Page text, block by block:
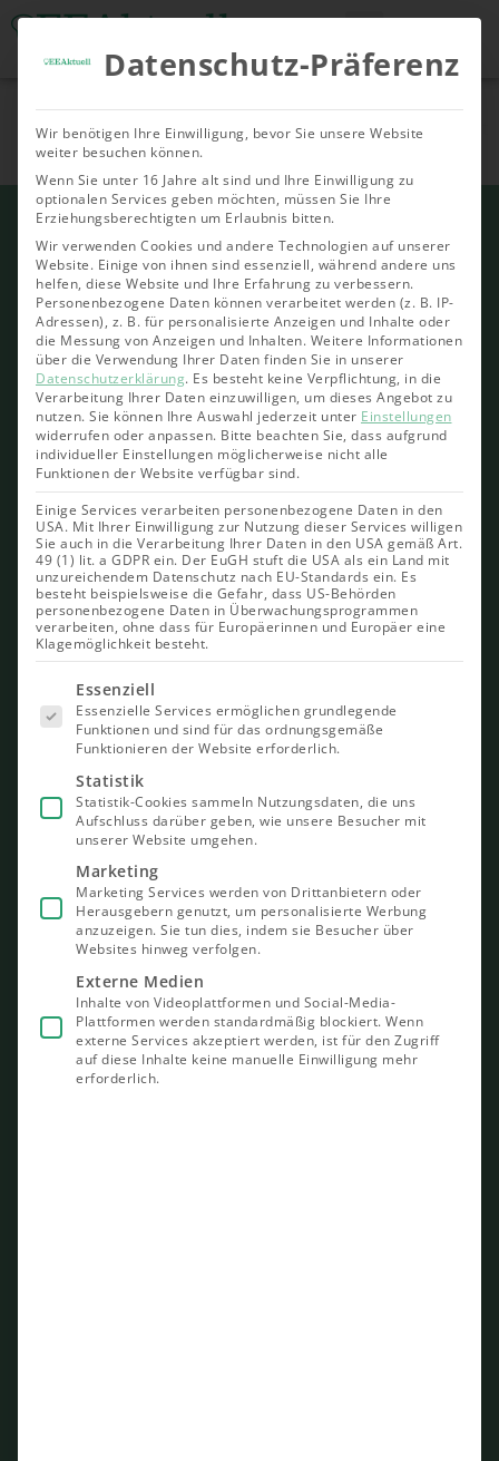
Nachhaltige
Investments
Allgemein Bioenergie
Datenschutz-Präferenz
Wir benötigen Ihre Einwilligung, bevor Sie unsere Website
weiter besuchen können.
Wenn Sie unter 16 Jahre alt sind und Ihre Einwilligung zu
optionalen Services geben möchten, müssen Sie Ihre
Erziehungsberechtigten um Erlaubnis bitten.
Wir verwenden Cookies und andere Technologien auf unserer
Website. Einige von ihnen sind essenziell, während andere uns
helfen, diese Website und Ihre Erfahrung zu verbessern.
Personenbezogene Daten können verarbeitet werden (z. B. IP-
Adressen), z. B. für personalisierte Anzeigen und Inhalte oder
die Messung von Anzeigen und Inhalten. Weitere Informationen
über die Verwendung Ihrer Daten finden Sie in unserer
Datenschutzerklärung. Es besteht keine Verpflichtung, in die
Verarbeitung Ihrer Daten einzuwilligen, um dieses Angebot zu
nutzen. Sie können Ihre Auswahl jederzeit unter Einstellungen
widerrufen oder anpassen. Bitte beachten Sie, dass aufgrund
individueller Einstellungen möglicherweise nicht alle
Funktionen der Website verfügbar sind.
Einige Services verarbeiten personenbezogene Daten in den
USA. Mit Ihrer Einwilligung zur Nutzung dieser Services willigen
Sie auch in die Verarbeitung Ihrer Daten in den USA gemäß Art.
49 (1) lit. a GDPR ein. Der EuGH stuft die USA als ein Land mit
unzureichendem Datenschutz nach EU-Standards ein. Es
besteht beispielsweise die Gefahr, dass US-Behörden
personenbezogene Daten in Überwachungsprogrammen
verarbeiten, ohne dass für Europäerinnen und Europäer eine
Klagemöglichkeit besteht.
Es folgt
eine Liste
der Service-
Gruppen,
für die eine
Einwilligung
erteilt
werden
kann. Die
erste
Service-
Gruppe ist
essenziell
und kann
nicht
abgewählt
Essenziell
Essenzielle Services ermöglichen grundlegende
Funktionen und sind für das ordnungsgemäße
Funktionieren der Website erforderlich.
Statistik
Statistik-Cookies sammeln Nutzungsdaten, die uns
Aufschluss darüber geben, wie unsere Besucher mit
unserer Website umgehen.
Marketing
Marketing Services werden von Drittanbietern oder
Herausgebern genutzt, um personalisierte Werbung
anzuzeigen. Sie tun dies, indem sie Besucher über
Websites hinweg verfolgen.
Externe Medien
Inhalte von Videoplattformen und Social-Media-
Plattformen werden standardmäßig blockiert. Wenn
externe Services akzeptiert werden, ist für den Zugriff
auf diese Inhalte keine manuelle Einwilligung mehr
erforderlich.